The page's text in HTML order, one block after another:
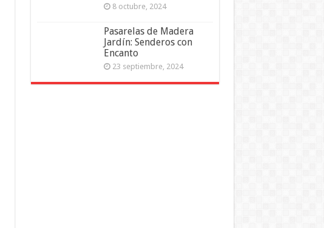
8 octubre, 2024
Pasarelas de Madera
Jardín: Senderos con
Encanto
23 septiembre, 2024